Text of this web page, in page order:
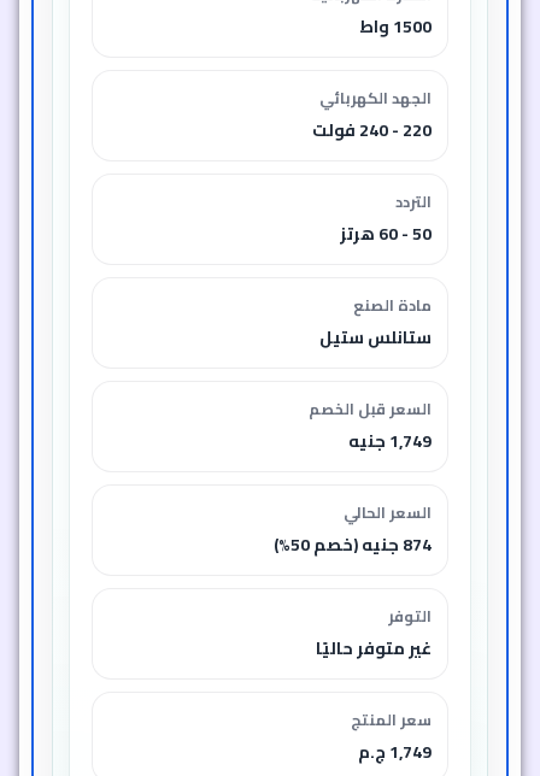
1500 واط
الجهد الكهربائي
220 - 240 فولت
التردد
50 - 60 هرتز
مادة الصنع
ستانلس ستيل
السعر قبل الخصم
1,749 جنيه
السعر الحالي
874 جنيه (خصم 50%)
التوفر
غير متوفر حاليًا
سعر المنتج
1,749 ج.م